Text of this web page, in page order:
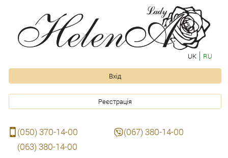
UK RU
Вхід
Реєстрація
(050) 370-14-00
(067) 380-14-00
(063) 380-14-00